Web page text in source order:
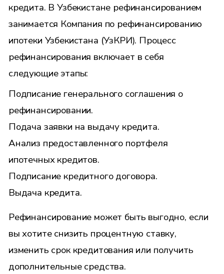
кредита. В Узбекистане рефинансированием
занимается Компания по рефинансированию
ипотеки Узбекистана (УзКРИ). Процесс
рефинансирования включает в себя
следующие этапы:
Подписание генерального соглашения о
рефинансировании.
Подача заявки на выдачу кредита.
Анализ предоставленного портфеля
ипотечных кредитов.
Подписание кредитного договора.
Выдача кредита.
Рефинансирование может быть выгодно, если
вы хотите снизить процентную ставку,
изменить срок кредитования или получить
дополнительные средства.